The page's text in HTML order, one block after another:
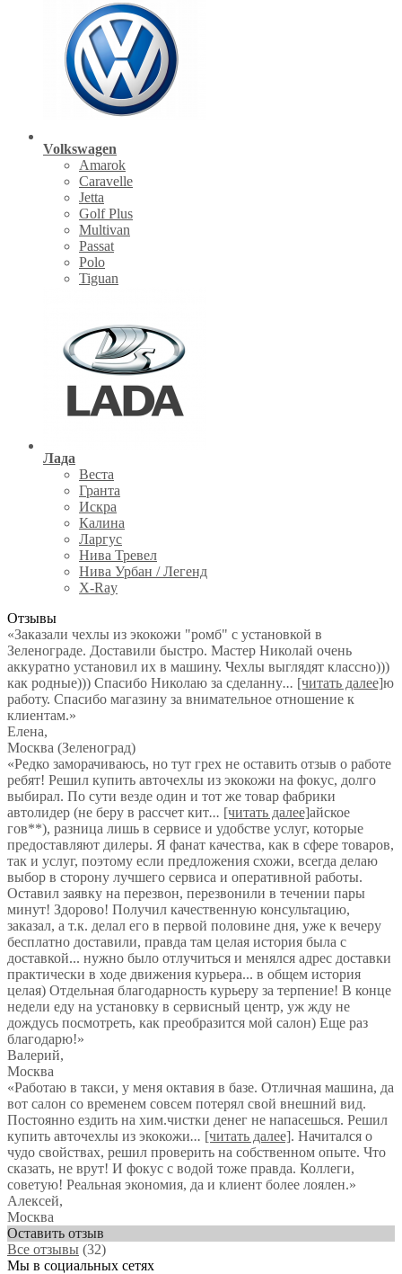
Volkswagen
Amarok
Caravelle
Jetta
Golf Plus
Multivan
Passat
Polo
Tiguan
Лада
Веста
Гранта
Искра
Калина
Ларгус
Нива Тревел
Нива Урбан / Легенд
X-Ray
Отзывы
«Заказали чехлы из экокожи "ромб" с установкой в
Зеленограде. Доставили быстро. Мастер Николай очень
аккуратно установил их в машину. Чехлы выглядят классно)))
как родные))) Спасибо Николаю за сделанну... [читать далее]ю
работу. Спасибо магазину за внимательное отношение к
клиентам.»
Елена,
Москва (Зеленоград)
«Редко заморачиваюсь, но тут грех не оставить отзыв о работе
ребят! Решил купить авточехлы из экокожи на фокус, долго
выбирал. По сути везде один и тот же товар фабрики
автолидер (не беру в рассчет кит... [читать далее]айское
гов**), разница лишь в сервисе и удобстве услуг, которые
предоставляют дилеры. Я фанат качества, как в сфере товаров,
так и услуг, поэтому если предложения схожи, всегда делаю
выбор в сторону лучшего сервиса и оперативной работы.
Оставил заявку на перезвон, перезвонили в течении пары
минут! Здорово! Получил качественную консультацию,
заказал, а т.к. делал его в первой половине дня, уже к вечеру
бесплатно доставили, правда там целая история была с
доставкой... нужно было отлучиться и менялся адрес доставки
практически в ходе движения курьера... в общем история
целая) Отдельная благодарность курьеру за терпение! В конце
недели еду на установку в сервисный центр, уж жду не
дождусь посмотреть, как преобразится мой салон) Еще раз
благодарю!»
Валерий,
Москва
«Работаю в такси, у меня октавия в базе. Отличная машина, да
вот салон со временем совсем потерял свой внешний вид.
Постоянно ездить на хим.чистки денег не напасешься. Решил
купить авточехлы из экокожи... [читать далее]. Начитался о
чудо свойствах, решил проверить на собственном опыте. Что
сказать, не врут! И фокус с водой тоже правда. Коллеги,
советую! Реальная экономия, да и клиент более лоялен.»
Алексей,
Москва
Оставить отзыв
Все отзывы (32)
Мы в социальных сетях